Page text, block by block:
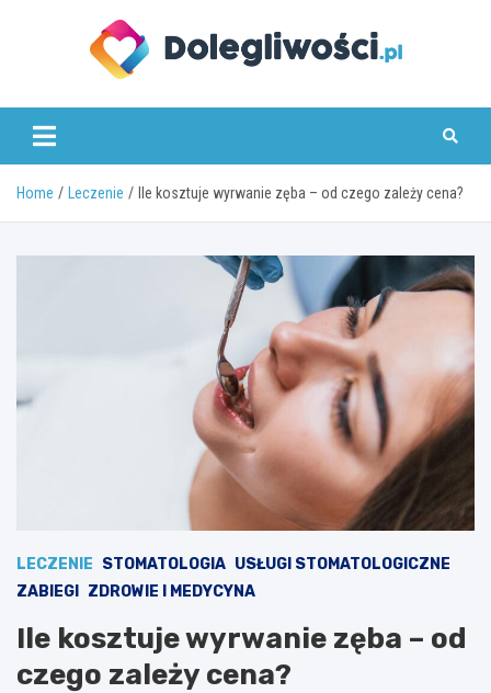
dolegliwosci.pl
Home Leczenie Ile kosztuje wyrwanie zęba – od czego zależy cena?
LECZENIE STOMATOLOGIA USŁUGI STOMATOLOGICZNE
ZABIEGI
ZDROWIE I MEDYCYNA
Ile kosztuje wyrwanie zęba – od
czego zależy cena?